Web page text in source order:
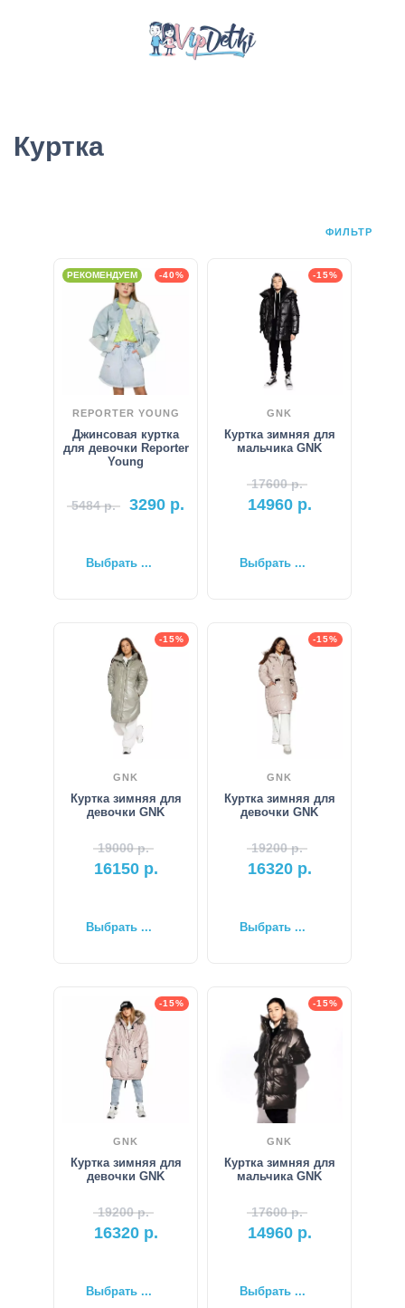
Куртка
ФИЛЬТР
-40%
РЕКОМЕНДУЕМ
REPORTER YOUNG
Джинсовая куртка
для девочки Reporter
Young
5484р. 3290 р.
Выбрать ...
-15%
GNK
Куртка зимняя для
мальчика GNK
17600р.
14960р.
Выбрать ...
-15%
GNK
Куртка зимняя для
девочки GNK
19000р.
16150р.
Выбрать ...
-15%
GNK
Куртка зимняя для
девочки GNK
19200р.
16320р.
Выбрать ...
-15%
GNK
Куртка зимняя для
девочки GNK
19200р.
16320р.
Выбрать ...
-15%
GNK
Куртка зимняя для
мальчика GNK
17600р.
14960р.
Выбрать ...